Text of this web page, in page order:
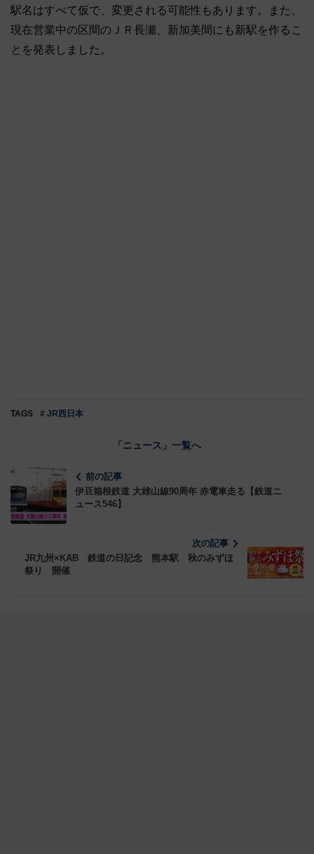
駅名はすべて仮で、変更される可能性もあります。また、
現在営業中の区間のＪＲ長瀬、新加美間にも新駅を作るこ
とを発表しました。
TAGS # JR西日本
「ニュース」一覧へ
前の記事
伊豆箱根鉄道 大雄山線90周年 赤電車走る【鉄道ニ
ュース546】
次の記事
JR九州×KAB 鉄道の日記念 熊本駅 秋のみずほ
祭り 開催